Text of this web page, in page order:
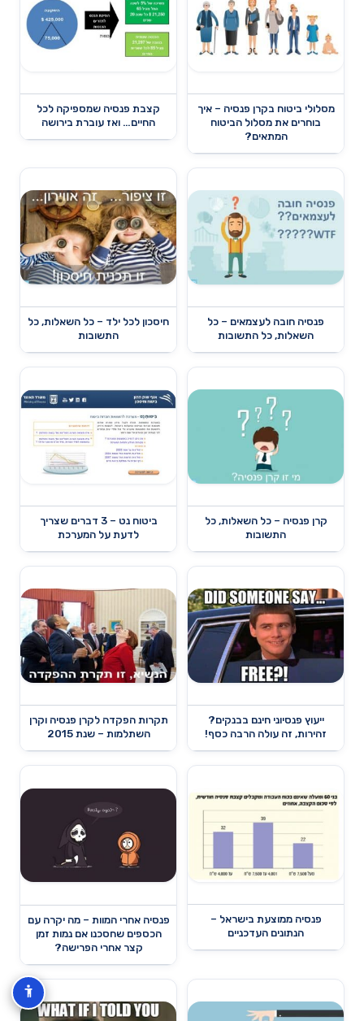
מסלולי ביטוח בקרן פנסיה – איך
בוחרים את מסלול הביטוח
המתאים?
קצבת פנסיה שמספיקה לכל
החיים… ואז עוברת בירושה
פנסיה חובה לעצמאים – כל
השאלות, כל התשובות
חיסכון לכל ילד – כל השאלות, כל
התשובות
קרן פנסיה – כל השאלות, כל
התשובות
ביטוח נט – 3 דברים שצריך
לדעת על המערכת
ייעוץ פנסיוני חינם בבנקים?
זהירות, זה עולה הרבה כסף!
תקרות הפקדה לקרן פנסיה וקרן
השתלמות – שנת 2015
פנסיה ממוצעת בישראל –
הנתונים העדכניים
פנסיה אחרי המוות – מה יקרה עם
הכספים שחסכנו אם נמות זמן
קצר אחרי הפרישה?